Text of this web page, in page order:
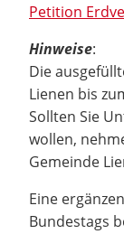
Petition
Hinweise:
Die
Lienen bis
Sollten Sie
wollen,
Gemeinde
Eine
Bundestags